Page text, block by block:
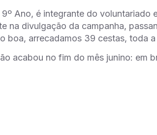
Ano, é integrante do voluntariado
na divulgação da campanha,
boa, arrecadamos 39 cestas, toda
acabou no fim do mês junino: em